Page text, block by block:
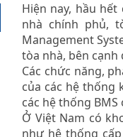
Hiện nay, hầu
nhà chính phủ,
Management
tòa nhà, bên
Các chức năng,
của các hệ thống
các hệ thống
Ở Việt Nam có
như hệ thống